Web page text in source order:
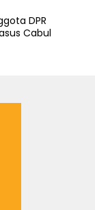
DPR
Cabul